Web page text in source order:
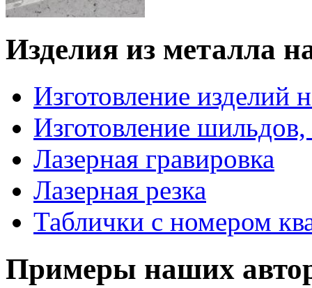
Изделия из металла
Изготовление изделий
Изготовление шильдов,
Лазерная гравировка
Лазерная резка
Таблички с номером
Примеры наших